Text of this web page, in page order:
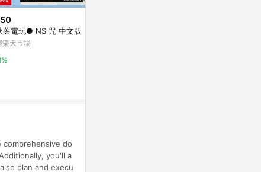
電玩● NS 咒 中文版
樂天市場
do
you'll a
plan and execu